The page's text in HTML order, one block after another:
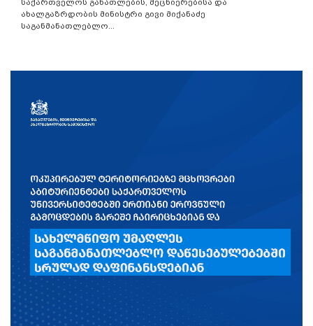
ახალგაზრდობის მინისტრი გივი მიქანაძე
საგანმანათლებლო...